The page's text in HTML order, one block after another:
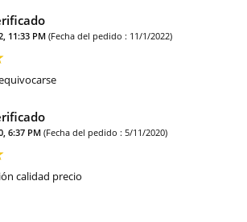
11:33 PM (Fecha del pedido : 11/1/2022)
6:37 PM (Fecha del pedido : 5/11/2020)
calidad precio